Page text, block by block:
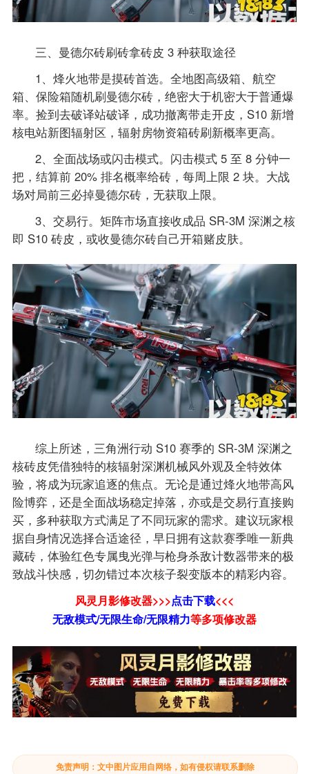
三、曼德尔砖刷砖拿砖皮 3 种获取途径
1、烽火地带是摸砖首选。全地图高级箱、航空
箱、保险箱随机刷曼德尔砖，绝密大于机密大于普通爆
率。捡到去破译站破译，成功撤离带走开皮，S10 新增
核电站新图辐射区，辐射房物资箱砖刷新概率更高。
2、全面战场或闪击模式。闪击模式 5 至 8 分钟一
把，结算前 20% 排名概率给砖，每周上限 2 块。大战
场对局前三必掉曼德尔砖，无获取上限。
3、交易行。矩阵市场直接收成品 SR-3M 深渊之核
即 S10 砖皮，或收曼德尔砖自己开箱赌皮肤。
综上所述，三角洲行动 S10 赛季的 SR-3M 深渊之
核砖皮凭借独特的核辐射深渊机械风外观及全特效体
验，将成为玩家追逐的焦点。无论是通过烽火地带高风
险博弈，还是全面战场稳定掉落，亦或是交易行直接购
买，多种获取方式满足了不同玩家的需求。建议玩家根
据自身情况选择合适途径，早日拥有这款赛季唯一新典
藏砖，体验红色专属曳光弹与枪身杀敌计数器带来的极
致战斗快感，切勿错过本次核子裂变版本的精彩内容。
风灵月影修改器>>>点击下载<<<
无敌模式/无限生命/无限精力等多项修改器
免责声明：文中图片应用自网络，如有侵权请联系删除